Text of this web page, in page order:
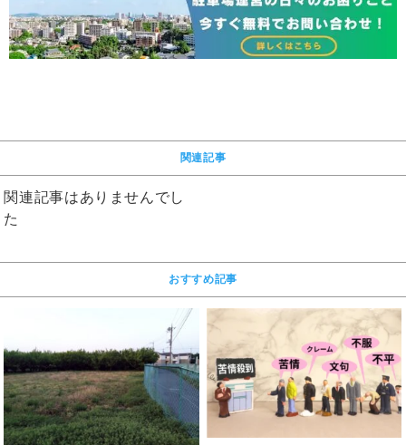
関連記事
関連記事はありませんでし
た
おすすめ記事